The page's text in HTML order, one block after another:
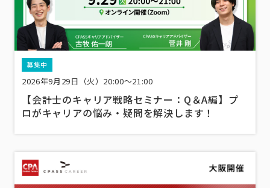
募集中
2026年9月29日（火）20:00～21:00
【会計士のキャリア戦略セミナー：Q＆A編】プ
ロがキャリアの悩み・疑問を解決します！